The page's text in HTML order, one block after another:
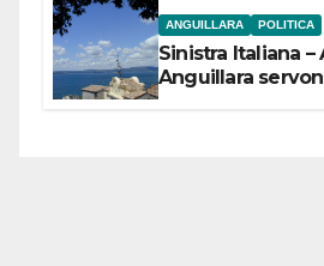
ANGUILLARA POLITICA
Sinistra Italiana –
Anguillara